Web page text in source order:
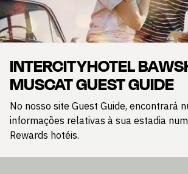
INTERCITYHOTEL
MUSCAT GUEST GUIDE
No nosso site Guest Guide, encontrará
informações relativas à sua estadia
Rewards hotéis.